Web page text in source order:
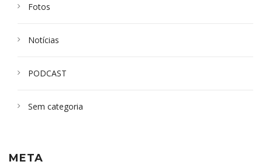
Fotos
Notícias
PODCAST
Sem categoria
META